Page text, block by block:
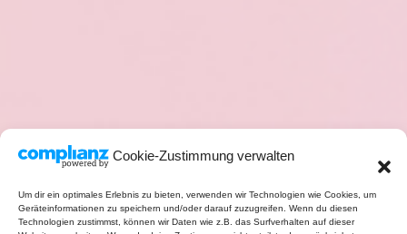
Cookie-Zustimmung verwalten
Um dir ein optimales Erlebnis zu bieten, verwenden wir Technologien wie Cookies, um
Geräteinformationen zu speichern und/oder darauf zuzugreifen. Wenn du diesen
Technologien zustimmst, können wir Daten wie z.B. das Surfverhalten auf dieser